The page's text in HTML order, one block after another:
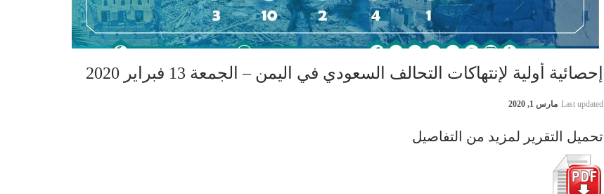
إحصائية أولية لإنتهاكات التحالف السعودي في اليمن – الجمعة 13 فبراير 2020
Last updated مارس 1, 2020
تحميل التقرير لمزيد من التفاصيل